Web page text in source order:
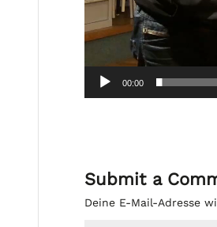
00:00
Submit a
Deine E-Mail-Adresse